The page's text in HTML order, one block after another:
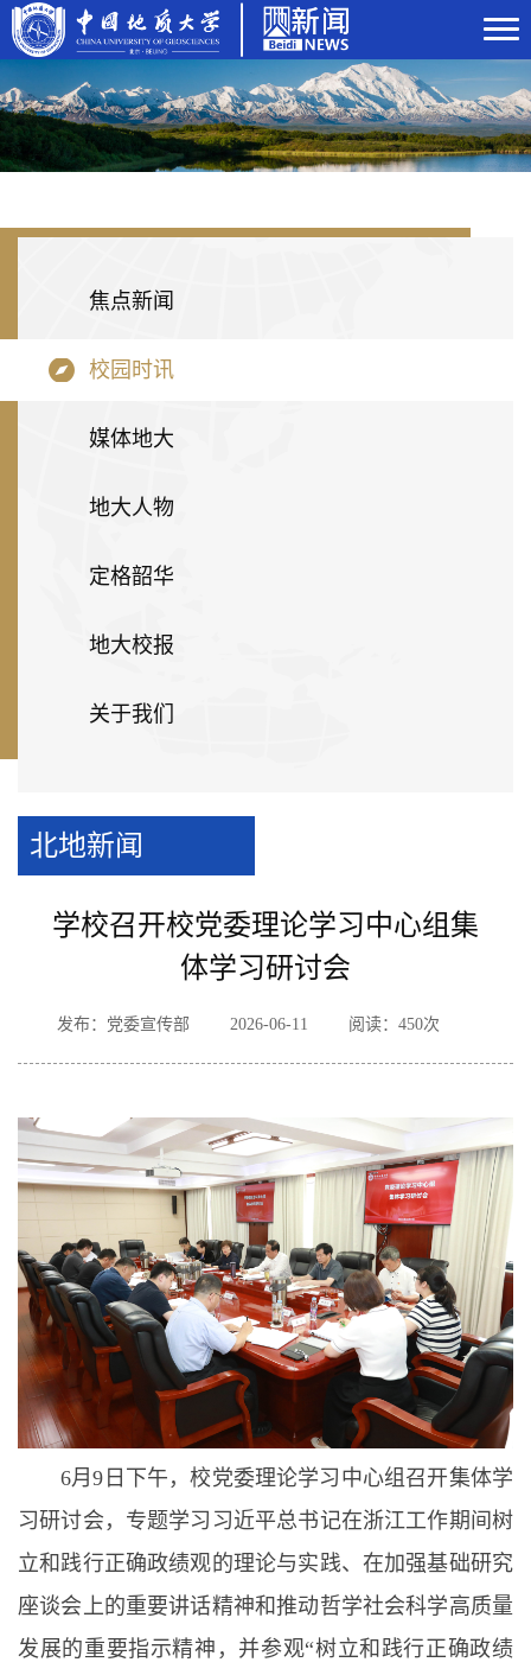
焦点新闻
校园时讯
媒体地大
地大人物
定格韶华
地大校报
关于我们
北地新闻
学校召开校党委理论学习中心组集
体学习研讨会
发布：党委宣传部 2026-06-11 阅读： 450次
6月9日下午，校党委理论学习中心组召开集体学
习研讨会，专题学习习近平总书记在浙江工作期间树
立和践行正确政绩观的理论与实践、在加强基础研究
座谈会上的重要讲话精神和推动哲学社会科学高质量
发展的重要指示精神，并参观“树立和践行正确政绩